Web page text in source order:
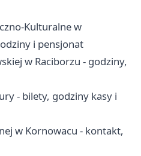
Kulturalne w
i pensjonat
w Raciborzu - godziny,
- bilety, godziny kasy i
w Kornowacu - kontakt,